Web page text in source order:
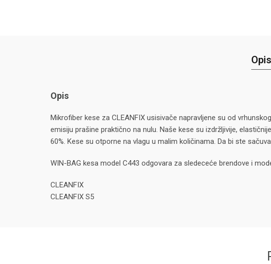
Opis
Opis
Mikrofiber kese za CLEANFIX usisivače napravljene su od
emisiju prašine praktično na nulu. Naše kese su izdržljivije,
60%. Kese su otporne na vlagu u malim količinama. Da bi ste
WIN-BAG kesa model C443 odgovara za sledeceće brendove i
CLEANFIX
CLEANFIX S5